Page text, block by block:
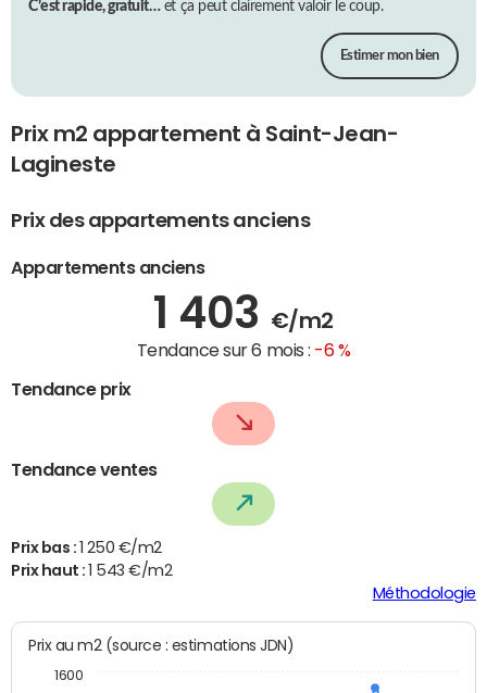
C’est rapide, gratuit…et ça peut clairement valoir le coup.
Estimer mon bien
Prix m2 appartement à Saint-Jean-
Lagineste
Prix des appartements anciens
Appartements anciens
1 403 €/m2
Tendance sur 6 mois : -6 %
Tendance prix
Tendance ventes
Prix bas : 1 250 €/m2
Prix haut :1 543 €/m2
Méthodologie
Prix au m2 (source : estimations JDN)
1600